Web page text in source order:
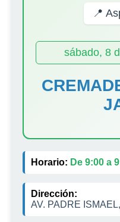
📍
sábado, 8
Horario: De 9:00 a
Dirección:
AV. PADRE